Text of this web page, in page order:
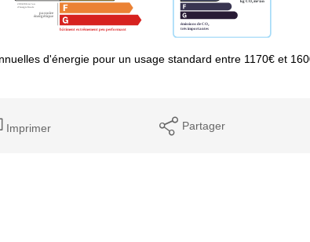
d'énergie pour un usage standard entre 1170€ et
Imprimer Partager